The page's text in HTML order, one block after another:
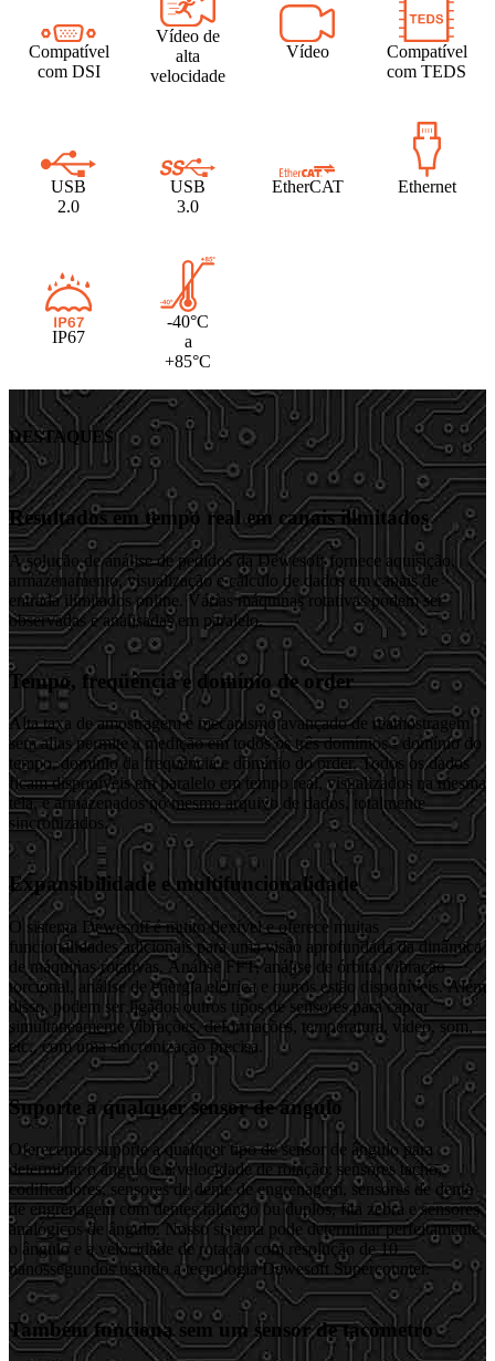
Compatível
com DSI
Vídeo de
alta
velocidade
Vídeo
Compatível
com TEDS
USB
2.0
USB
3.0
EtherCAT Ethernet
IP67
-40°C
a
+85°C
DESTAQUES
Resultados em tempo real em canais ilimitados
A solução de análise de pedidos da Dewesoft fornece aquisição,
armazenamento, visualização e cálculo de dados em canais de
entrada ilimitados online. Várias máquinas rotativas podem ser
observadas e analisadas em paralelo.
Tempo, freqüência e domínio de order
Alta taxa de amostragem e mecanismo avançado de reamostragem
sem alias permite a medição em todos os três domínios - domínio do
tempo, domínio da frequência e domínio do order. Todos os dados
ficam disponíveis em paralelo em tempo real, visualizados na mesma
tela, e armazenados no mesmo arquivo de dados, totalmente
sincronizados.
Expansibilidade e multifuncionalidade
O sistema Dewesoft é muito flexível e oferece muitas
funcionalidades adicionais para uma visão aprofundada da dinâmica
de máquinas rotativas. Análise FFT, análise de órbita, vibração
torcional, análise de energia elétrica e outros estão disponíveis. Além
disso, podem ser ligados outros tipos de sensores para captar
simultaneamente vibrações, deformações, temperatura, vídeo, som,
etc., com uma sincronização precisa.
Suporte a qualquer sensor de ângulo
Oferecemos suporte a qualquer tipo de sensor de ângulo para
determinar o ângulo e a velocidade de rotação: sensores tacho,
codificadores, sensores de dente de engrenagem, sensores de dente
de engrenagem com dentes faltando ou duplos, fita zebra e sensores
analógicos de ângulo. Nosso sistema pode determinar perfeitamente
o ângulo e a velocidade de rotação com resolução de 10
nanossegundos usando a tecnologia Dewesoft Supercounter.
Também funciona sem um sensor de tacômetro